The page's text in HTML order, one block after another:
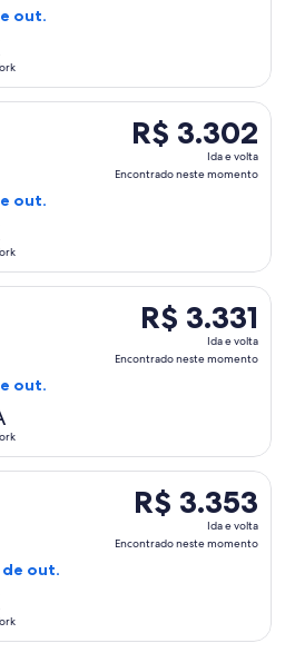
out.
R$ 3.302
Ida
e
R$ 3.302
Ida e volta
Encontrado neste momento
out.
que sai em ter., 29 de set. de
R$ 3.331
Ida
e
R$ 3.331
Ida e volta
Encontrado neste momento
out.
que sai em ter., 29 de set. de
R$ 3.353
Ida
e
R$ 3.353
Ida e volta
Encontrado neste momento
de out.
Airlines Group, que sai em